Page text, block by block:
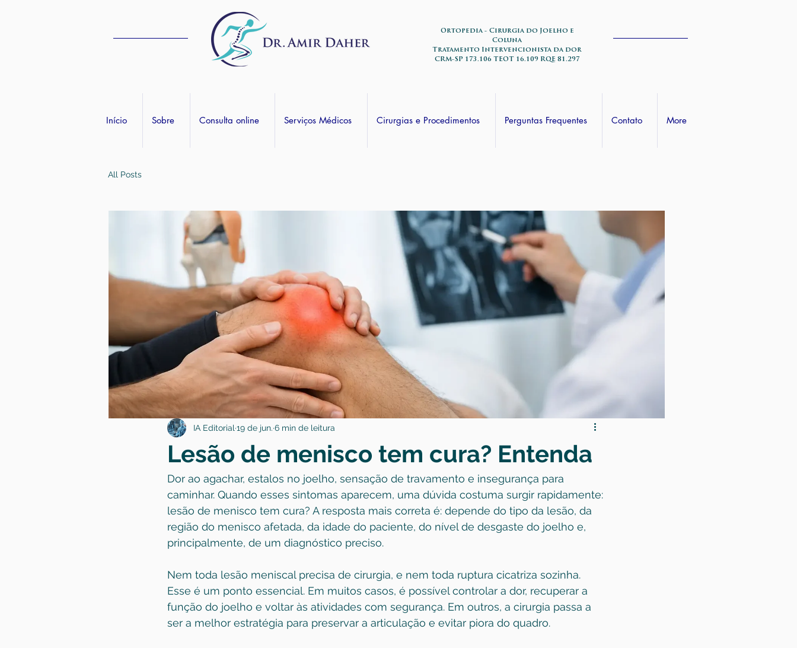
Ortopedia - Cirurgia do Joelho e
Coluna
Tratamento Intervencionista da dor
CRM-SP 173.106 TEOT 16.109 RQE 81.297
Início Sobre Consulta online Serviços Médicos Cirurgias e Procedimentos Perguntas Frequentes Contato More
All Posts
Lesão de menisco tem cura? Entenda
IA Editorial 19 de jun. 6 min de leitura
Dor ao agachar, estalos no joelho, sensação de travamento e insegurança para
caminhar. Quando esses sintomas aparecem, uma dúvida costuma surgir rapidamente:
lesão de menisco tem cura? A resposta mais correta é: depende do tipo da lesão, da
região do menisco afetada, da idade do paciente, do nível de desgaste do joelho e,
principalmente, de um diagnóstico preciso.
Nem toda lesão meniscal precisa de cirurgia, e nem toda ruptura cicatriza sozinha.
Esse é um ponto essencial. Em muitos casos, é possível controlar a dor, recuperar a
função do joelho e voltar às atividades com segurança. Em outros, a cirurgia passa a
ser a melhor estratégia para preservar a articulação e evitar piora do quadro.